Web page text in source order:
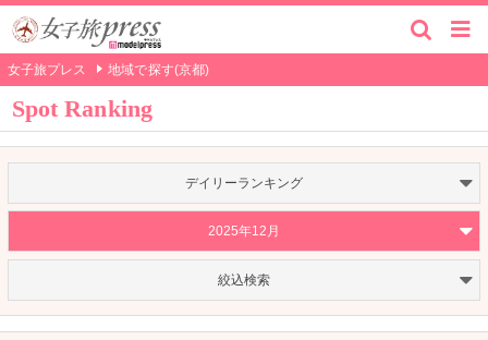
女子旅プレス 地域で探す(京都)
Spot Ranking
デイリーランキング
2025年12月
絞込検索